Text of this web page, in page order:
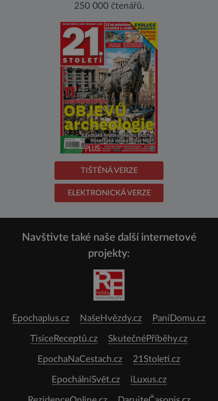
250 000 čtenářů.
TIŠTĚNÁ VERZE
ELEKTRONICKÁ VERZE
Navštivte také naše další internetové
projekty:
Epochaplus.cz NašeHvězdy.cz PaníDomu.cz
TisíceReceptů.cz SkutečnéPříběhy.cz
EpochaNaCestach.cz 21Stoleti.cz
EpochálníSvět.cz iLuxus.cz